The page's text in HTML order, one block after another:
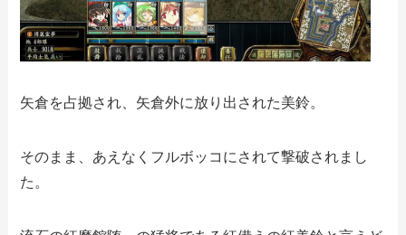
矢倉を占拠され、矢倉外に放り出された美鈴。
そのまま、あえなくフルボッコにされて撃破されまし
た。